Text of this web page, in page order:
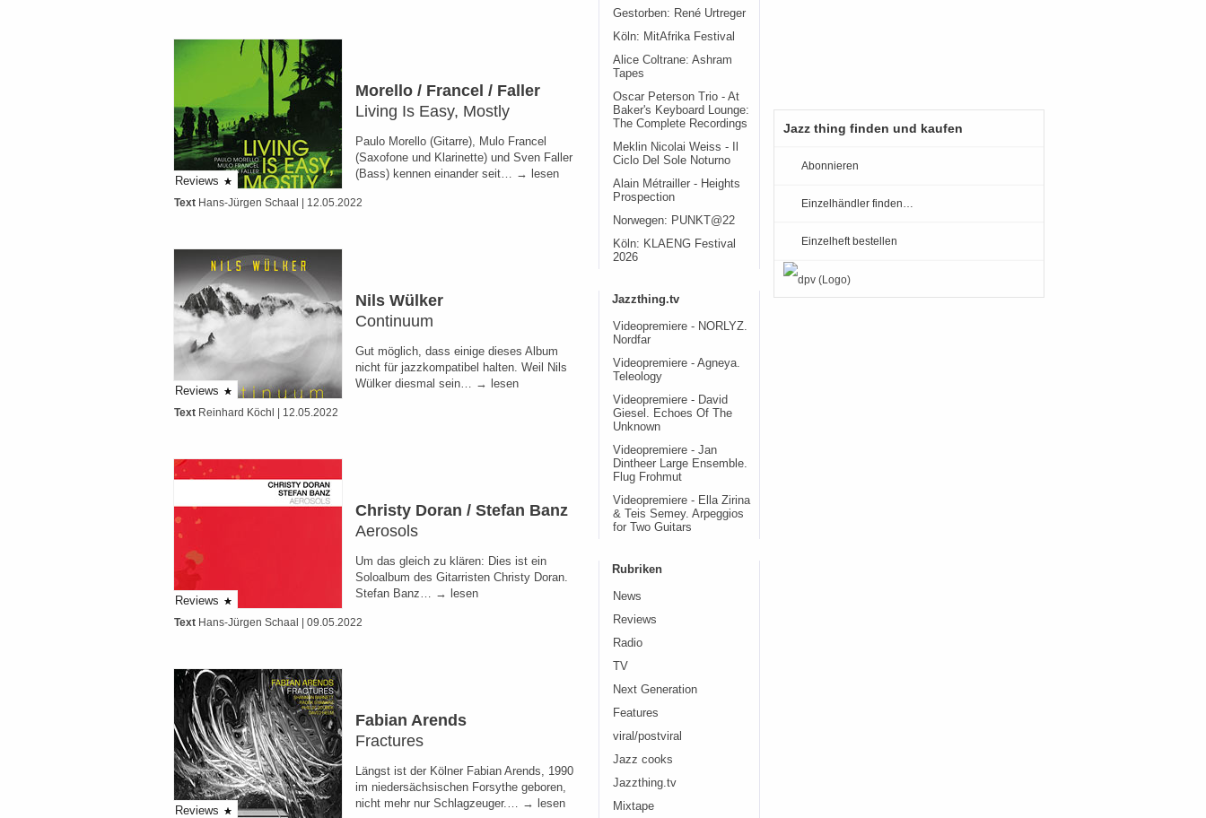
Reviews
Morello / Francel / Faller
Living Is Easy, Mostly
Paulo Morello (Gitarre), Mulo Francel
(Saxofone und Klarinette) und Sven Faller
(Bass) kennen einander seit… → lesen
Text Hans-Jürgen Schaal | 12.05.2022
Reviews
Nils Wülker
Continuum
Gut möglich, dass einige dieses Album
nicht für jazzkompatibel halten. Weil Nils
Wülker diesmal sein… → lesen
Text Reinhard Köchl | 12.05.2022
Reviews
Christy Doran / Stefan Banz
Aerosols
Um das gleich zu klären: Dies ist ein
Soloalbum des Gitarristen Christy Doran.
Stefan Banz… → lesen
Text Hans-Jürgen Schaal | 09.05.2022
Reviews
Fabian Arends
Fractures
Längst ist der Kölner Fabian Arends, 1990
im niedersächsischen Forsythe geboren,
nicht mehr nur Schlagzeuger.… → lesen
Gestorben: René Urtreger
Köln: MitAfrika Festival
Alice Coltrane: Ashram
Tapes
Oscar Peterson Trio - At
Baker's Keyboard Lounge:
The Complete Recordings
Meklin Nicolai Weiss - Il
Ciclo Del Sole Noturno
Alain Métrailler - Heights
Prospection
Norwegen: PUNKT@22
Köln: KLAENG Festival
2026
Jazzthing.tv
Videopremiere - NORLYZ.
Nordfar
Videopremiere - Agneya.
Teleology
Videopremiere - David
Giesel. Echoes Of The
Unknown
Videopremiere - Jan
Dintheer Large Ensemble.
Flug Frohmut
Videopremiere - Ella Zirina
& Teis Semey. Arpeggios
for Two Guitars
Rubriken
News
Reviews
Radio
TV
Next Generation
Features
viral/postviral
Jazz cooks
Jazzthing.tv
Mixtape
Jazz thing finden und kaufen
Abonnieren
Einzelhändler finden…
Einzelheft bestellen